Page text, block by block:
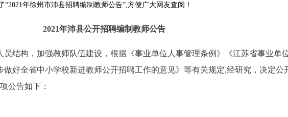
年徐州市沛县招聘编制教师公告”,方便广大网友查阅！
2021年沛县公开招聘编制教师公告
员结构，加强教师队伍建设，根据《事业单位人事管理条例》《江苏省事业单
做好全省中小学校新进教师公开招聘工作的意见》等有关规定,经研究，决定公
公告如下：